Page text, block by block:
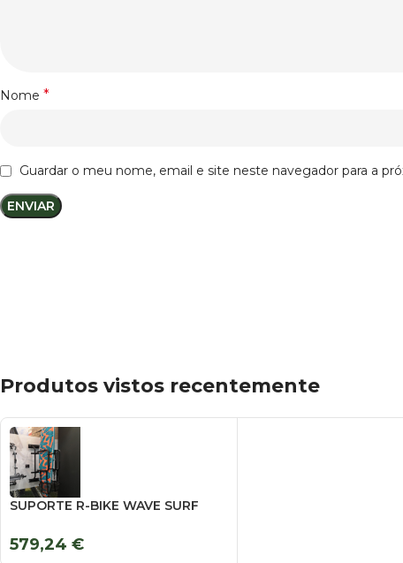
Nome *
Guardar o meu nome, email e site neste navegador para a
Produtos vistos recentemente
SUPORTE R-BIKE WAVE SURF
579,24 €